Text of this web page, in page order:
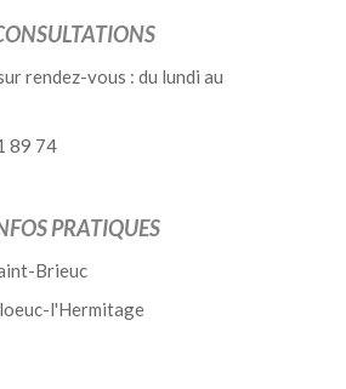
rendez-vous : du lundi au
89 74
PRATIQUES
Brieuc
l'Hermitage